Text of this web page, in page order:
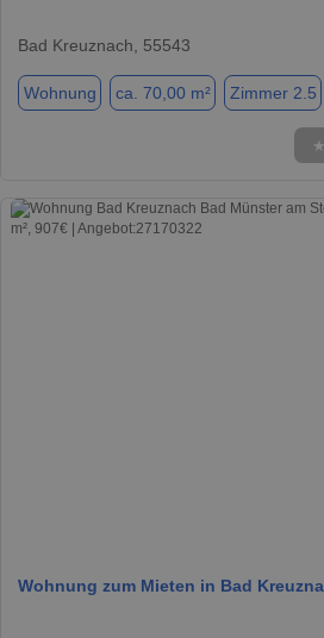
Bad Kreuznach, 55543
Wohnung ca. 70,00 m² Zimmer 2.5
★
Wohnung zum Mieten in Bad